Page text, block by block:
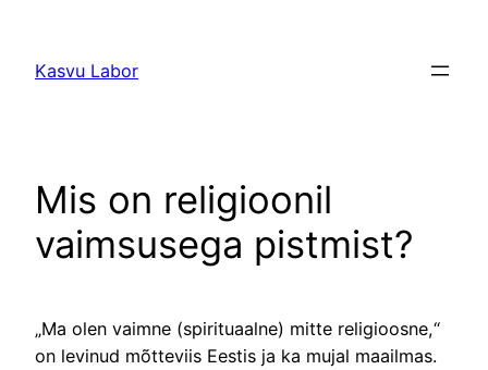
juurde
Kasvu Labor
Mis on religioonil
vaimsusega pistmist?
„Ma olen vaimne (spirituaalne) mitte religioosne,“
on levinud mõtteviis Eestis ja ka mujal maailmas.